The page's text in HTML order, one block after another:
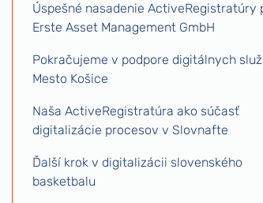
Úspešné nasadenie ActiveRegistratúry
Erste Asset Management GmbH
Pokračujeme v podpore digitálnych
Mesto Košice
Naša ActiveRegistratúra ako súčasť
digitalizácie procesov v Slovnafte
Ďalší krok v digitalizácii slovenského
basketbalu